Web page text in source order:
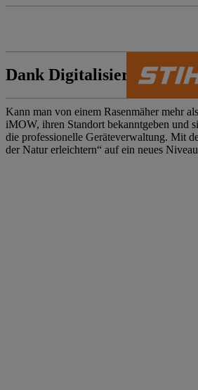
Dank Digitalisierung
Kann man von einem Rasenmäher mehr
iMOW, ihren Standort bekanntgeben und
die professionelle Geräteverwaltung. Mit
der Natur erleichtern“ auf ein neues